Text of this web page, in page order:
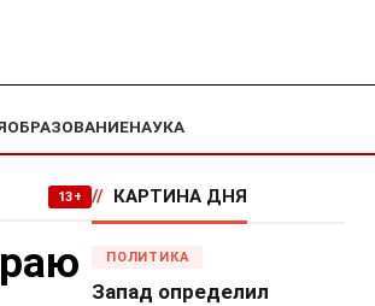
ОБРАЗОВАНИЕНАУКА
13+ // КАРТИНА ДНЯ
ПОЛИТИКА
Запад определил